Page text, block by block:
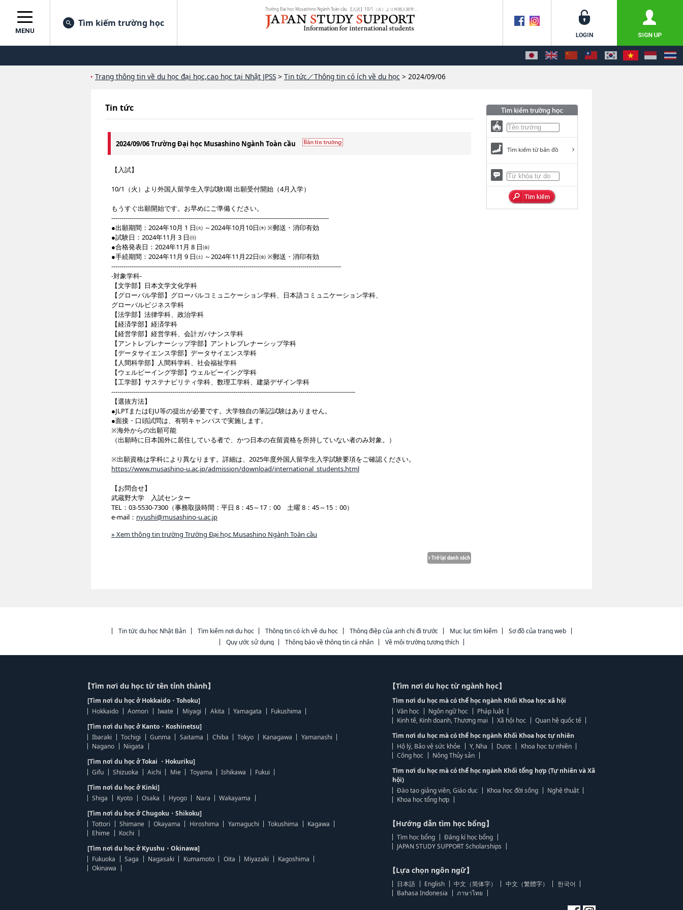
MENU
Tìm kiếm trường học
Trang thông tin về du học đại học,cao học tại Nhật JPSS > Tin tức／Thông tin có ích về du học > 2024/09/06
Tin tức
2024/09/06 Trường Đại học Musashino Ngành Toàn cầu
【入試】
10/1（火）より外国人留学生入学試験Ⅰ期 出願受付開始（4月入学）
もうすぐ出願開始です。お早めにご準備ください。
-----------------------------------------------------------------------------------------------------------
●出願期間：2024年10月 1 日㈫ ～2024年10月10日㈭ ※郵送・消印有効
●試験日：2024年11月 3 日㈰
●合格発表日：2024年11月 8 日㈮
●手続期間：2024年11月 9 日㈯ ～2024年11月22日㈮ ※郵送・消印有効
-----------------------------------------------------------------------------------------------------------------
-対象学科-
【文学部】日本文学文化学科
【グローバル学部】グローバルコミュニケーション学科、日本語コミュニケーション学科、
グローバルビジネス学科
【法学部】法律学科、政治学科
【経済学部】経済学科
【経営学部】経営学科、会計ガバナンス学科
【アントレプレナーシップ学部】アントレプレナーシップ学科
【データサイエンス学部】データサイエンス学科
【人間科学部】人間科学科、社会福祉学科
【ウェルビーイング学部】ウェルビーイング学科
【工学部】サステナビリティ学科、数理工学科、建築デザイン学科
------------------------------------------------------------------------------------------------------------------------
【選抜方法】
●JLPTまたはEJU等の提出が必要です。大学独自の筆記試験はありません。
●面接・口頭試問は、有明キャンパスで実施します。
※海外からの出願可能
（出願時に日本国外に居住している者で、かつ日本の在留資格を所持していない者のみ対象。）
※出願資格は学科により異なります。詳細は、2025年度外国人留学生入学試験要項をご確認ください。
https://www.musashino-u.ac.jp/admission/download/international_students.html
【お問合せ】
武蔵野大学 入試センター
TEL：03-5530-7300（事務取扱時間：平日 8：45～17：00 土曜 8：45～15：00）
e-mail： nyushi@musashino-u.ac.jp
» Xem thông tin trường Trường Đại học Musashino Ngành Toàn cầu
Tìm kiếm từ bản đồ
Tin tức du học Nhật Bản Tìm kiếm nơi du học Thông tin có ích về du học Thông điệp của anh chị đi trước Mục lục tìm kiếm
Sơ đồ của trang web
Quy ước sử dụng
Thông báo về thông tin cá nhân Về môi trường tương thích
【Tìm nơi du học từ tên tỉnh thành】
[Tìm nơi du học ở Hokkaido・Tohoku]
Hokkaido
Aomori Iwate Miyagi Akita Yamagata
Fukushima
[Tìm nơi du học ở Kanto・Koshinetsu]
Ibaraki
Tochigi Gunma Saitama Chiba Tokyo Kanagawa
Yamanashi
Nagano
Niigata
[Tìm nơi du học ở Tokai ・Hokuriku]
Gifu
Shizuoka Aichi Mie Toyama Ishikawa
Fukui
[Tìm nơi du học ở Kinki]
Shiga
Kyoto Osaka Hyogo Nara
Wakayama
[Tìm nơi du học ở Chugoku・Shikoku]
Tottori
Shimane Okayama Hiroshima Yamaguchi Tokushima
Kagawa
Ehime
Kochi
[Tìm nơi du học ở Kyushu・Okinawa]
Fukuoka
Saga Nagasaki Kumamoto Oita Miyazaki
Kagoshima
Okinawa
【Tìm nơi du học từ ngành học】
Tìm nơi du học mà có thể học ngành Khối Khoa học xã hội
Văn học
Ngôn ngữ học
Pháp luật
Kinh tế, Kinh doanh, Thương mại
Xã hội học
Quan hệ quốc tế
Tìm nơi du học mà có thể học ngành Khối Khoa học tự nhiên
Hộ lý, Bảo vệ sức khỏe
Y, Nha Dược
Khoa học tự nhiên
Công học
Nông Thủy sản
Tìm nơi du học mà có thể học ngành Khối tổng hợp (Tự nhiên và Xã
hội)
Đào tạo giảng viên, Giáo dục
Khoa học đời sống
Nghệ thuật
Khoa học tổng hợp
【Hướng dẫn tìm học bổng】
Tìm học bổng
Đăng kí học bổng
JAPAN STUDY SUPPORT Scholarships
【Lựa chọn ngôn ngữ】
日本語 English 中文（简体字） 中文（繁體字）
한국어
Bahasa Indonesia
ภาษาไทย